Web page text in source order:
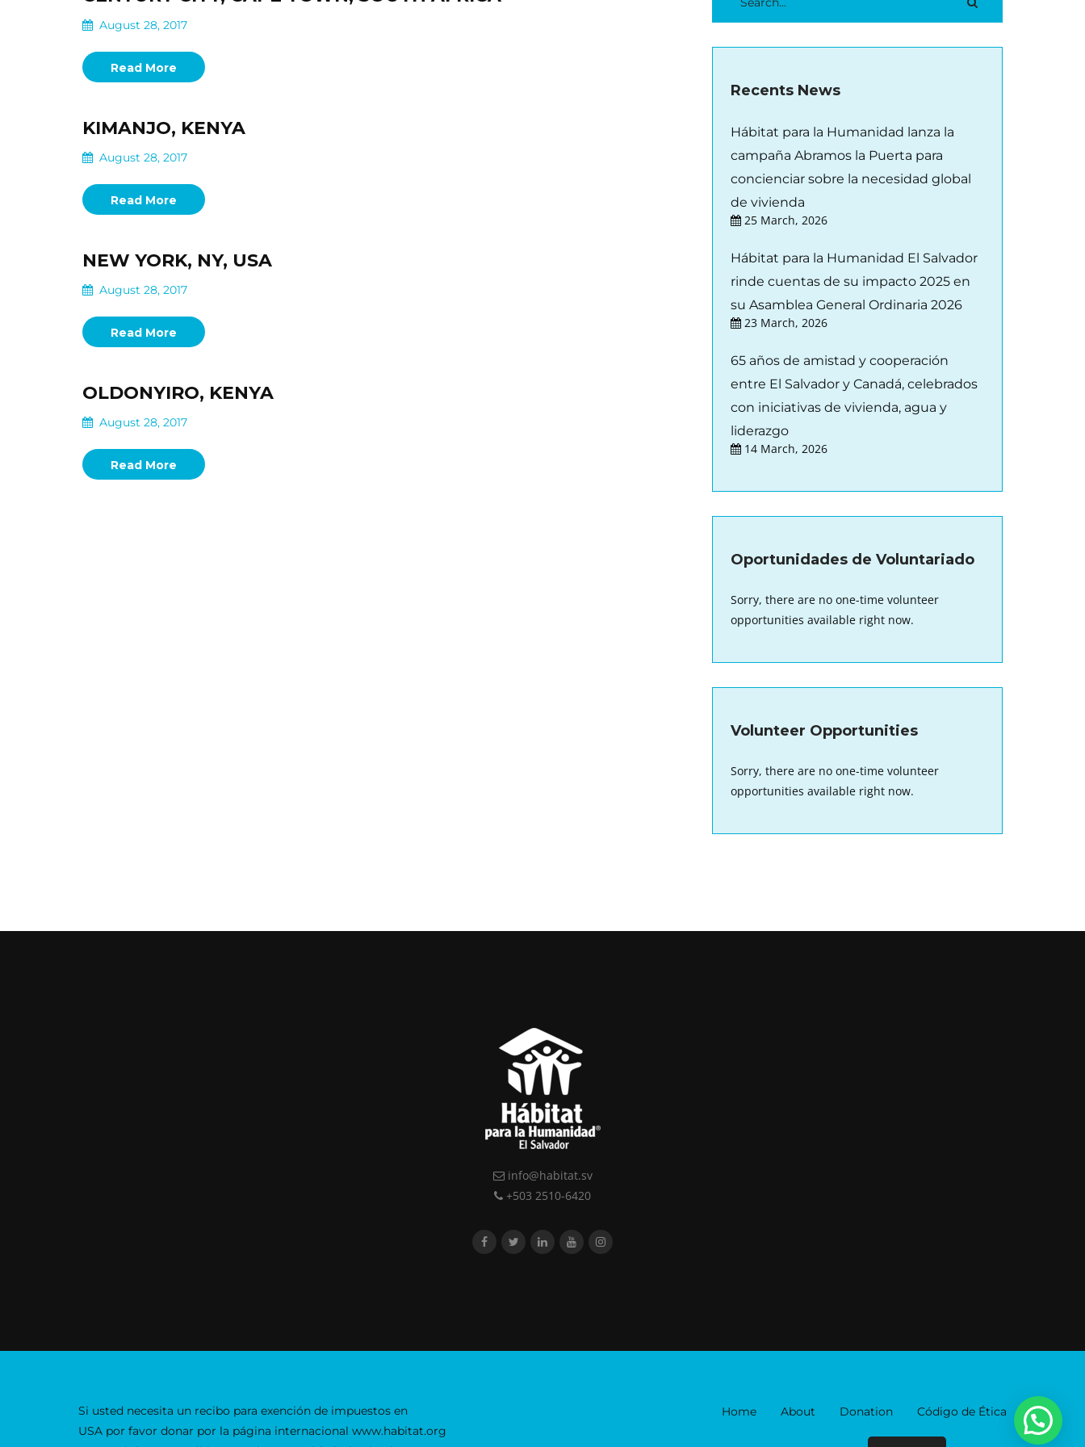
August 28, 2017
Read More
KIMANJO, KENYA
August 28, 2017
Read More
NEW YORK, NY, USA
August 28, 2017
Read More
OLDONYIRO, KENYA
August 28, 2017
Read More
Recents News
Hábitat para la Humanidad lanza la
campaña Abramos la Puerta para
concienciar sobre la necesidad global
de vivienda
25 March, 2026
Hábitat para la Humanidad El Salvador
rinde cuentas de su impacto 2025 en
su Asamblea General Ordinaria 2026
23 March, 2026
65 años de amistad y cooperación
entre El Salvador y Canadá, celebrados
con iniciativas de vivienda, agua y
liderazgo
14 March, 2026
Oportunidades de Voluntariado
Sorry, there are no one-time volunteer
opportunities available right now.
Volunteer Opportunities
Sorry, there are no one-time volunteer
opportunities available right now.
info@habitat.sv
+503 2510-6420
Si usted necesita un recibo para exención de impuestos en
USA por favor donar por la página internacional www.habitat.org
Home About Donation Código de Ética